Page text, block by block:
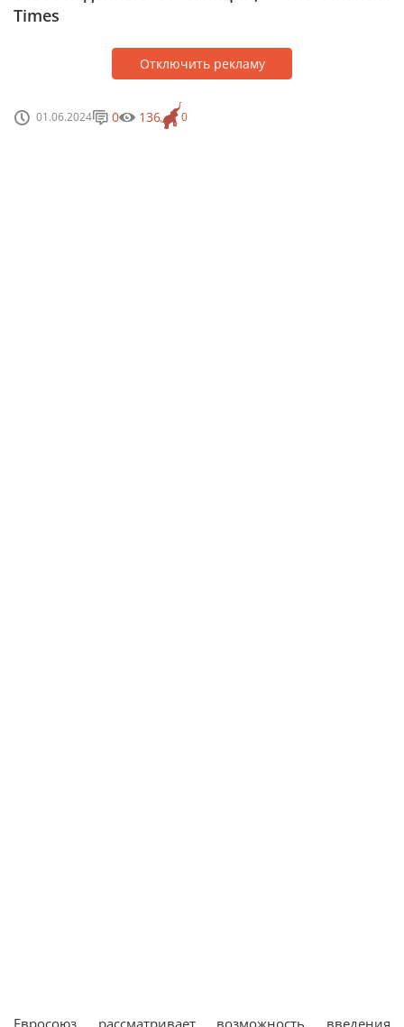
Times
Отключить рекламу
01.06.2024 0
0 136
Евросоюз рассматривает возможность введения